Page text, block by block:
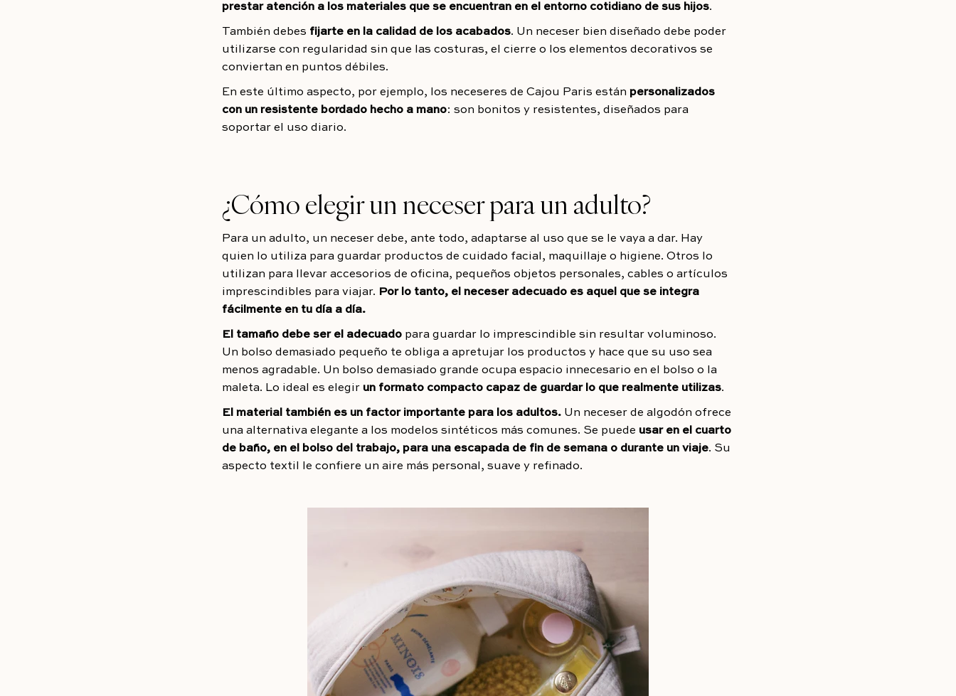
prestar atención a los materiales que se encuentran en el entorno cotidiano de sus hijos.
También debes fijarte en la calidad de los acabados. Un neceser bien diseñado debe poder
utilizarse con regularidad sin que las costuras, el cierre o los elementos decorativos se
conviertan en puntos débiles.
En este último aspecto, por ejemplo, los neceseres de Cajou Paris están personalizados
con un resistente bordado hecho a mano: son bonitos y resistentes, diseñados para
soportar el uso diario.
¿Cómo elegir un neceser para un adulto?
Para un adulto, un neceser debe, ante todo, adaptarse al uso que se le vaya a dar. Hay
quien lo utiliza para guardar productos de cuidado facial, maquillaje o higiene. Otros lo
utilizan para llevar accesorios de oficina, pequeños objetos personales, cables o artículos
imprescindibles para viajar. Por lo tanto, el neceser adecuado es aquel que se integra
fácilmente en tu día a día.
El tamaño debe ser el adecuado para guardar lo imprescindible sin resultar voluminoso.
Un bolso demasiado pequeño te obliga a apretujar los productos y hace que su uso sea
menos agradable. Un bolso demasiado grande ocupa espacio innecesario en el bolso o la
maleta. Lo ideal es elegir un formato compacto capaz de guardar lo que realmente utilizas.
El material también es un factor importante para los adultos. Un neceser de algodón ofrece
una alternativa elegante a los modelos sintéticos más comunes. Se puede usar en el cuarto
de baño, en el bolso del trabajo, para una escapada de fin de semana o durante un viaje. Su
aspecto textil le confiere un aire más personal, suave y refinado.